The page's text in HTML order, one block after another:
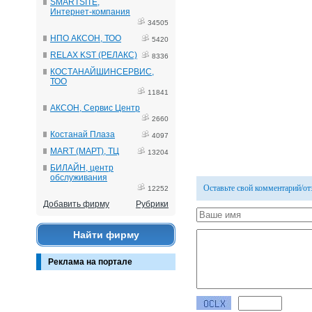
SMARTSITE,
Интернет-компания
34505
НПО АКСОН, ТОО 5420
RELAX KST (РЕЛАКС) 8336
КОСТАНАЙШИНСЕРВИС,
ТОО
11841
АКСОН, Сервис Центр
2660
Костанай Плаза 4097
MART (МАРТ), ТЦ 13204
БИЛАЙН, центр
обслуживания
12252
Добавить фирму Рубрики
Найти фирму
Реклама на портале
Оставьте свой комментарий/